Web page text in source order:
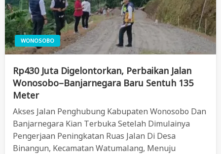
WONOSOBO
Rp430 Juta Digelontorkan, Perbaikan Jalan
Wonosobo–Banjarnegara Baru Sentuh 135
Meter
Akses Jalan Penghubung Kabupaten Wonosobo Dan
Banjarnegara Kian Terbuka Setelah Dimulainya
Pengerjaan Peningkatan Ruas Jalan Di Desa
Binangun, Kecamatan Watumalang, Menuju